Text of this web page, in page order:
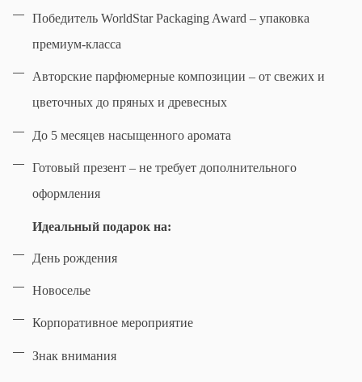
Победитель WorldStar Packaging Award – упаковка
премиум-класса
Авторские парфюмерные композиции – от свежих и
цветочных до пряных и древесных
До 5 месяцев насыщенного аромата
Готовый презент – не требует дополнительного
оформления
Идеальный подарок на:
День рождения
Новоселье
Корпоративное мероприятие
Знак внимания